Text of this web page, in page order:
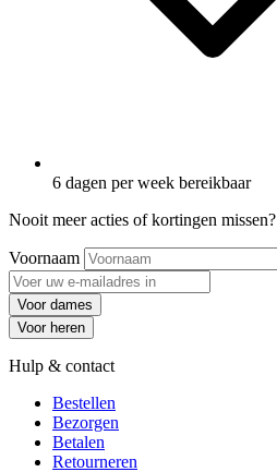
6 dagen per week bereikbaar
Nooit meer acties of kortingen missen?
Voornaam
Voor dames
Voor heren
Hulp & contact
Bestellen
Bezorgen
Betalen
Retourneren